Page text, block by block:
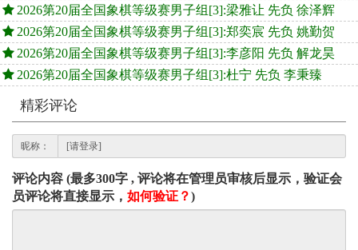
2026第20届全国象棋等级赛男子组[3]:梁雅让 先负 徐泽辉
2026第20届全国象棋等级赛男子组[3]:郑奕宸 先负 姚勤贺
2026第20届全国象棋等级赛男子组[3]:李彦阳 先负 解龙昊
2026第20届全国象棋等级赛男子组[3]:杜宁 先负 李秉臻
精彩评论
昵称：
评论内容 (最多300字 , 评论将在管理员审核后显示，验证会
员评论将直接显示， 如何验证？)